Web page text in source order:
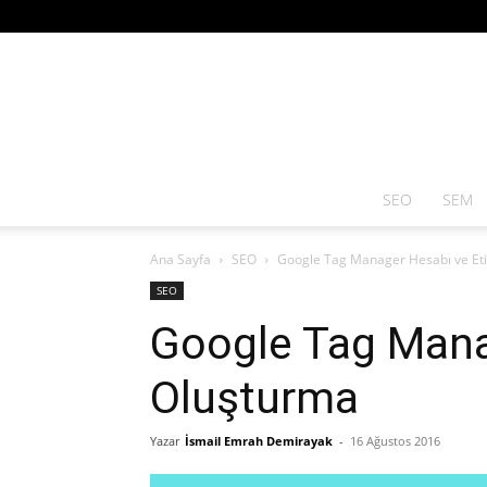
SEO SEM
Ana Sayfa SEO Google Tag Manager Hesabı ve
SEO
Google Tag
Oluşturma
Yazar İsmail Emrah Demirayak - 16 Ağustos 2016